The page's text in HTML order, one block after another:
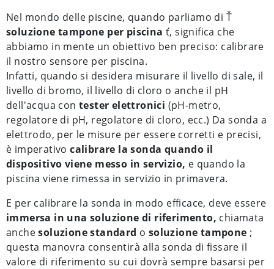
Nel mondo delle piscine, quando parliamo di Ť
soluzione tampone per piscina ť, significa che
abbiamo in mente un obiettivo ben preciso: calibrare
il nostro sensore per piscina.
Infatti, quando si desidera misurare il livello di sale, il
livello di bromo, il livello di cloro o anche il pH
dell'acqua contester elettronici (pH-metro,
regolatore di pH, regolatore di cloro, ecc.) Da sonda a
elettrodo, per le misure per essere corretti e precisi,
è imperativocalibrare la sonda quando il
dispositivo viene messo in servizio, e quando la
piscina viene rimessa in servizio in primavera.
E per calibrare la sonda in modo efficace, deve essere
immersa in una soluzione di riferimento, chiamata
anchesoluzione standard o soluzione tampone ;
questa manovra consentirà alla sonda di fissare il
valore di riferimento su cui dovrà sempre basarsi per